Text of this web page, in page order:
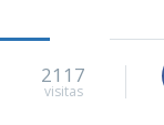
2117
visitas